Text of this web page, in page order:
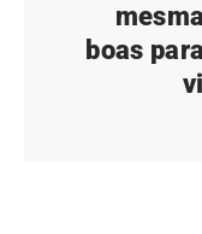
boas